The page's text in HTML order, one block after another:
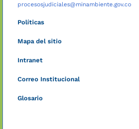
procesosjudiciales@minambiente.gov.co
Políticas
Mapa del sitio
Intranet
Correo Institucional
Glosario